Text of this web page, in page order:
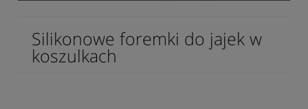
Silikonowe foremki do jajek w
koszulkach